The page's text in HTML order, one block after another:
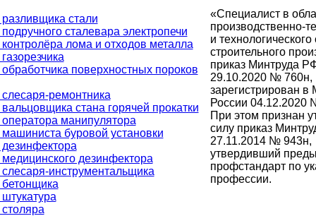
стали
сталевара электропечи
лома и отходов металла
поверхностных пороков
ремонтника
стана горячей прокатки
манипулятора
буровой установки
дезинфектора
инструментальщика
«Специалист в
производственно-
и
строительного
приказ Минтруда
29.10.2020 № 760н,
зарегистрирован в
России 04.12.2020
При этом признан
силу приказ
27.11.2014 № 943н,
утвердивший
профстандарт по
профессии.